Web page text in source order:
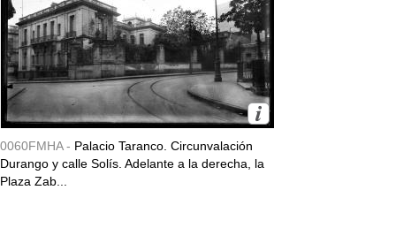
0060FMHA - Palacio Taranco. Circunvalación
Durango y calle Solís. Adelante a la derecha, la
Plaza Zab...